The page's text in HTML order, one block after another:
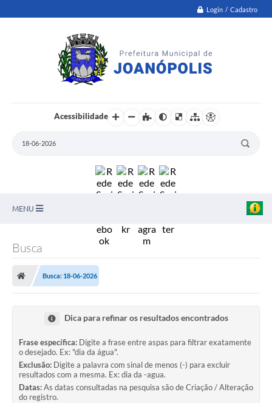
Login / Cadastro
Acessibilidade
MENU
Legislação
Transparência
Diário Oficial
Conselhos
Busca
Busca: 18-06-2026
Dica para refinar os resultados encontrados
Frase específica: Digite a frase entre aspas para filtrar exatamente
o desejado. Ex: "dia da água".
Exclusão: Digite a palavra com sinal de menos (-) para excluir
resultados com a mesma. Ex: dia da -agua.
Datas:As datas consultadas na pesquisa são de Criação / Alteração
do registro.